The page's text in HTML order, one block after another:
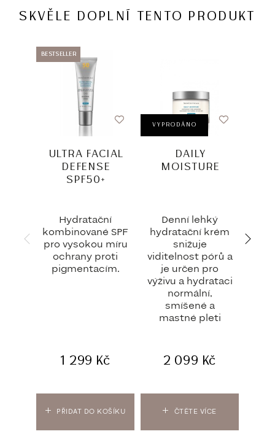
SKVĚLE DOPLNÍ TENTO PRODUKT
BESTSELLER
PŘIDAT DO KOŠÍKU
ULTRA FACIAL
DEFENSE
SPF50+
Hydratační
kombinované SPF
pro vysokou míru
ochrany proti
pigmentacím.
1 299 Kč
VYPRODÁNO
ČTĚTE VÍCE
DAILY
MOISTURE
Denní lehký
hydratační krém
snižuje
viditelnost pórů a
je určen pro
výživu a hydrataci
normální,
smíšené a
mastné pleti
2 099 Kč